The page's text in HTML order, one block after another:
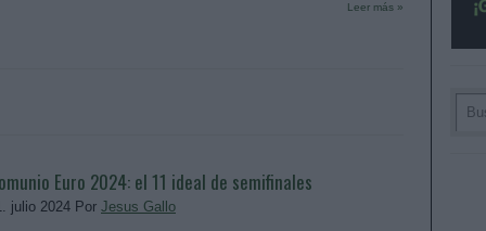
Leer más »
Euro 2024: el 11 ideal de semifinales
julio 2024 Por Jesus Gallo